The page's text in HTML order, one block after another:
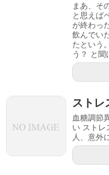
まあ、そ
と思えば
が終わっ
飲んでい
たという
う？ と聞
ストレ
血糖調節
い ストレ
人、意外